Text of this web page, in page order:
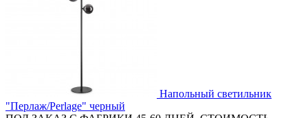
Напольный светильник
"Перлаж/Perlage" черный